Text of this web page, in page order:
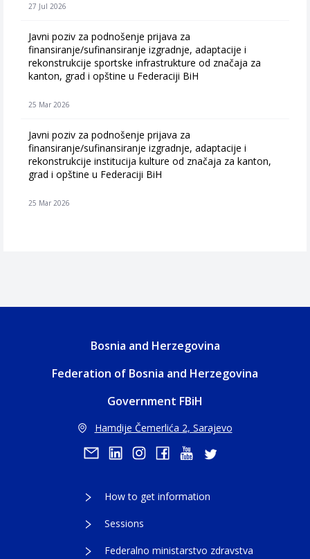
27 Jul 2026
Javni poziv za podnošenje prijava za
finansiranje/sufinansiranje izgradnje, adaptacije i
rekonstrukcije sportske infrastrukture od značaja za
kanton, grad i opštine u Federaciji BiH
25 Mar 2026
Javni poziv za podnošenje prijava za
finansiranje/sufinansiranje izgradnje, adaptacije i
rekonstrukcije institucija kulture od značaja za kanton,
grad i opštine u Federaciji BiH
25 Mar 2026
Bosnia and Herzegovina
Federation of Bosnia and Herzegovina
Government FBiH
Hamdije Čemerlića 2, Sarajevo
How to get information
Sessions
Federalno ministarstvo zdravstva